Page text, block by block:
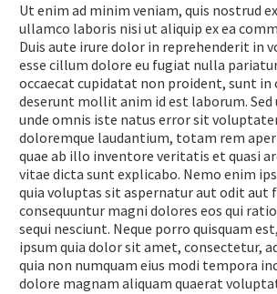
Ut enim ad minim veniam, quis nostrud
ullamco laboris nisi ut aliquip ex ea
Duis aute irure dolor in reprehenderit in
esse cillum dolore eu fugiat nulla
occaecat cupidatat non proident, sunt in
deserunt mollit anim id est laborum.
unde omnis iste natus error sit
doloremque laudantium, totam rem
quae ab illo inventore veritatis et quasi
vitae dicta sunt explicabo. Nemo enim
quia voluptas sit aspernatur aut odit aut
consequuntur magni dolores eos qui
sequi nesciunt. Neque porro quisquam
ipsum quia dolor sit amet, consectetur,
quia non numquam eius modi tempora
dolore magnam aliquam quaerat